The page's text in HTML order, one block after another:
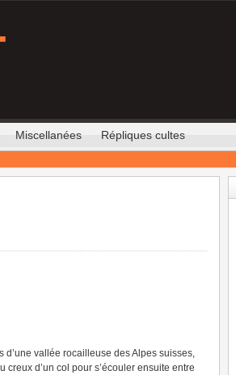
Miscellanées Répliques cultes
d’une vallée rocailleuse des Alpes suisses,
creux d’un col pour s’écouler ensuite entre